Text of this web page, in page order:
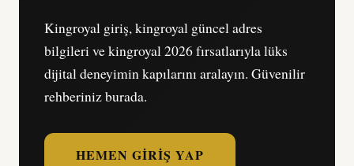
Kingroyal giriş, kingroyal güncel adres
bilgileri ve kingroyal 2026 fırsatlarıyla lüks
dijital deneyimin kapılarını aralayın. Güvenilir
rehberiniz burada.
HEMEN GIRIŞ YAP